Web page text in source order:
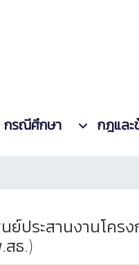
กรณีศึกษา กฎแล
ระสานงานโคร
สธ.)